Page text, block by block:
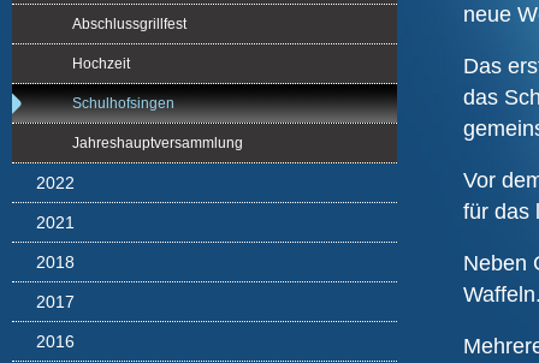
neue
Das
das
Vor
für das
Neben
Abschlussgrillfest
Hochzeit
Schulhofsingen
Jahreshauptversammlung
2022
2021
2018
2017
2016